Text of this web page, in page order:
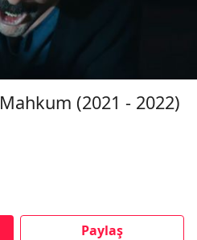
Mahkum (2021 - 2022)
Paylaş